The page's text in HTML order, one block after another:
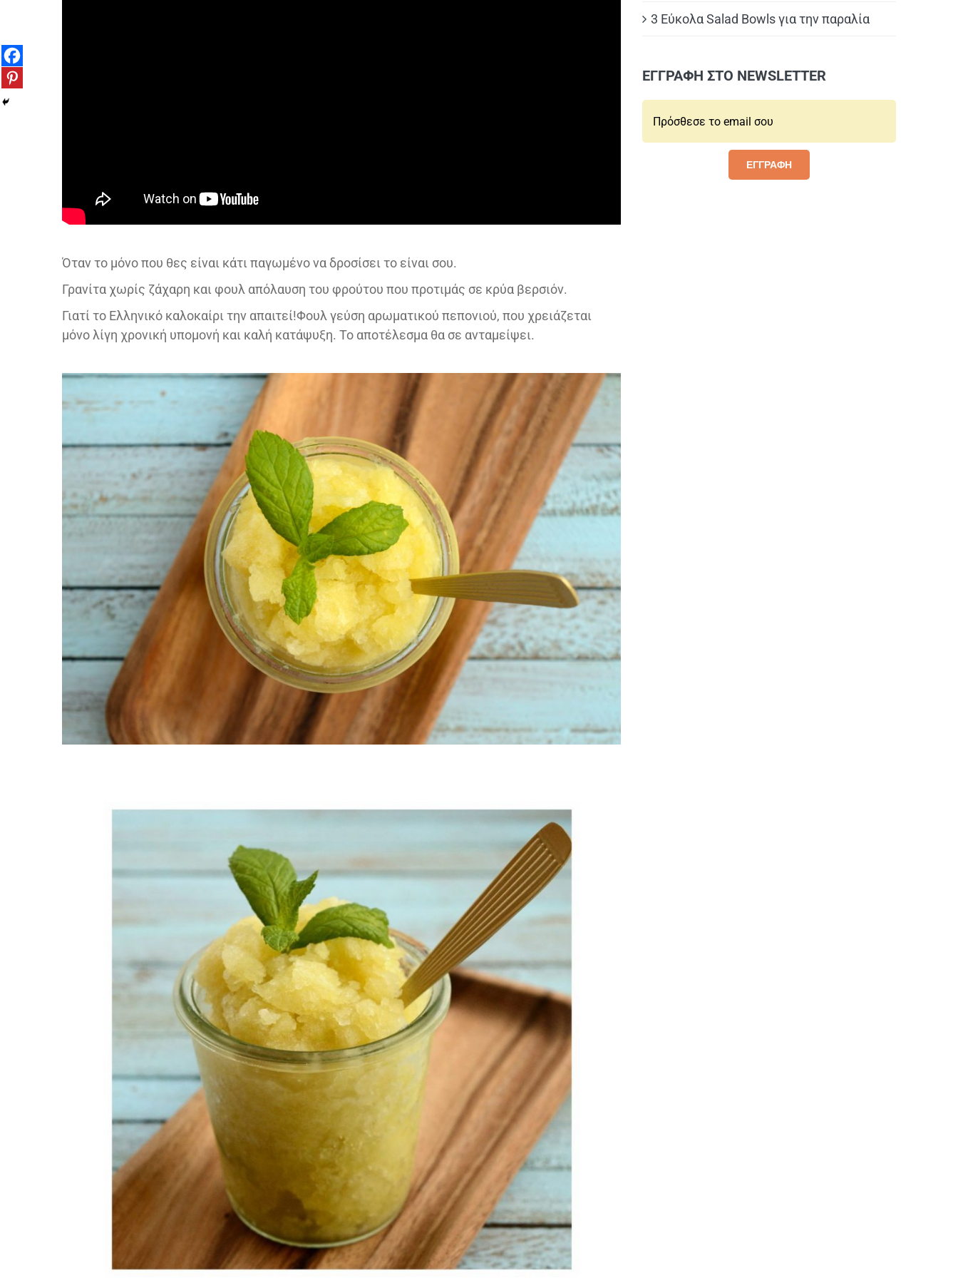
Όταν το μόνο που θες είναι κάτι παγωμένο να δροσίσει το είναι σου.
Γρανίτα χωρίς ζάχαρη και φουλ απόλαυση του φρούτου που προτιμάς σε κρύα βερσιόν.
Γιατί το Ελληνικό καλοκαίρι την απαιτεί!Φουλ γεύση αρωματικού πεπονιού, που χρειάζεται
μόνο λίγη χρονική υπομονή και καλή κατάψυξη. Το αποτέλεσμα θα σε ανταμείψει.
3 Εύκολα Salad Bowls για την παραλία
ΕΓΓΡΑΦΗ ΣΤΟ NEWSLETTER
ΕΓΓΡΑΦΗ